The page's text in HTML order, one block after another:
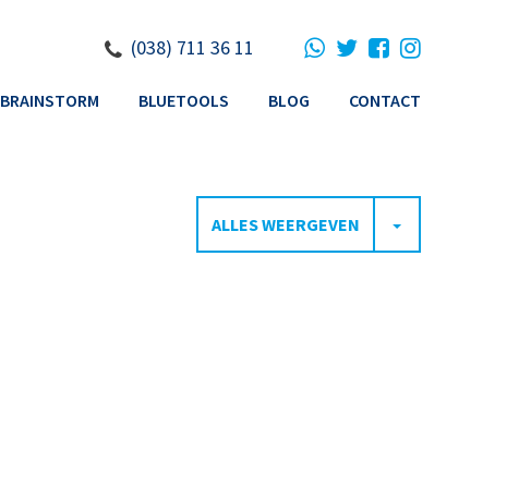
(038) 711 36 11
BRAINSTORM BLUETOOLS BLOG CONTACT
ALLES WEERGEVEN TOGGLE